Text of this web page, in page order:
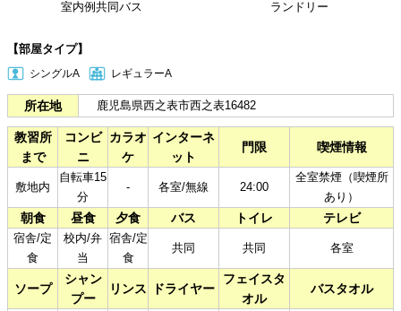
室内例共同バス ランドリー
【部屋タイプ】
シングルA
レギュラーA
所在地 鹿児島県西之表市西之表16482
教習所
まで
コンビ
ニ
カラオ
ケ
インターネ
ット
門限 喫煙情報
敷地内
自転車15
分
- 各室/無線 24:00
全室禁煙（喫煙所
あり）
朝食 昼食 夕食 バス トイレ テレビ
宿舎/定
食
校内/弁
当
宿舎/定
食
共同 共同 各室
ソープ
シャン
プー
リンス ドライヤー
フェイスタ
オル
バスタオル